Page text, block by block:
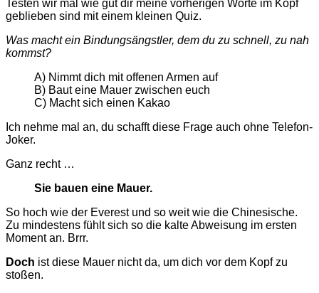
Testen wir mal wie gut dir meine vorherigen Worte im Kopf
geblieben sind mit einem kleinen Quiz.
Was macht ein Bindungsängstler, dem du zu schnell, zu nah
kommst?
A) Nimmt dich mit offenen Armen auf
B) Baut eine Mauer zwischen euch
C) Macht sich einen Kakao
Ich nehme mal an, du schafft diese Frage auch ohne Telefon-
Joker.
Ganz recht …
Sie bauen eine Mauer.
So hoch wie der Everest und so weit wie die Chinesische.
Zu mindestens fühlt sich so die kalte Abweisung im ersten
Moment an. Brrr.
Doch ist diese Mauer nicht da, um dich vor dem Kopf zu
stoßen.